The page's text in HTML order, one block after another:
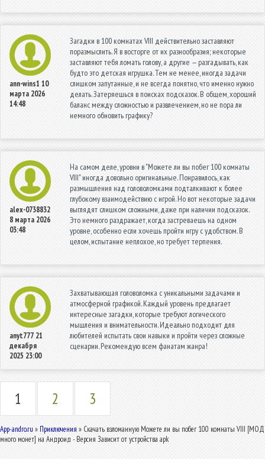
ann-wins1 10
марта 2026
14:48
Загадки в 100 комнатах VIII действительно заставляют
поразмыслить. Я в восторге от их разнообразия; некоторые
заставляют тебя ломать голову, а другие — разгадывать, как
будто это детская игрушка. Тем не менее, иногда задачи
слишком запутанные, и не всегда понятно, что именно нужно
делать. Затеряешься в поисках подсказок. В общем, хороший
баланс между сложностью и развлечением, но не пора ли
немного обновить графику?
alex-0738832
8 марта 2026
03:48
На самом деле, уровни в "Можете ли вы побег 100 комнаты
VIII" иногда довольно оригинальные. Понравилось, как
размышления над головоломками подталкивают к более
глубокому взаимодействию с игрой. Но вот некоторые задачи
выглядят слишком сложными, даже при наличии подсказок.
Это немного раздражает, когда застреваешь на одном
уровне, особенно если хочешь пройти игру с удобством. В
целом, испытание неплохое, но требует терпения.
anyt777 21
декабря
2025 23:00
Захватывающая головоломка с уникальными задачами и
атмосферной графикой. Каждый уровень предлагает
интересные загадки, которые требуют логического
мышления и внимательности. Идеально подходит для
любителей испытать свои навыки и пройти через сложные
сценарии. Рекомендую всем фанатам жанра!
1 2 3
App-andro.ru » Приключения » Скачать взломанную Можете ли вы побег 100 комнаты VIII [МОД
много монет] на Андроид - Версия Зависит от устройства apk